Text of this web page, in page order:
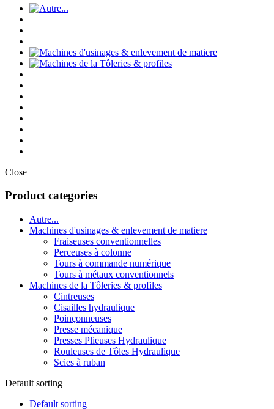
Close
Product categories
Autre...
Machines d'usinages & enlevement de matiere
Fraiseuses conventionnelles
Perceuses à colonne
Tours à commande numérique
Tours à métaux conventionnels
Machines de la Tôleries & profiles
Cintreuses
Cisailles hydraulique
Poinçonneuses
Presse mécanique
Presses Plieuses Hydraulique
Rouleuses de Tôles Hydraulique
Scies à ruban
Default sorting
Default sorting